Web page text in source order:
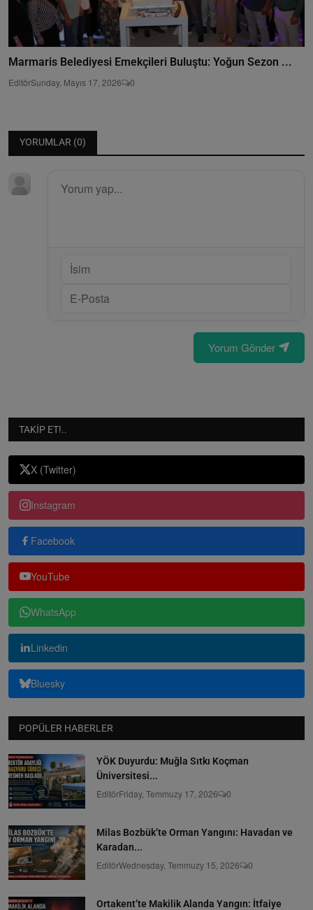
Marmaris Belediyesi Emekçileri Buluştu: Yoğun Sezon ...
EditörSunday, Mayıs 17, 2026 0
YORUMLAR (0)
Yorum Gönder
TAKIP ET!..
X (Twitter)
Instagram
Facebook
YouTube
WhatsApp
Linkedin
Bluesky
POPÜLER HABERLER
YÖK Duyurdu: Muğla Sıtkı Koçman
Üniversitesi...
EditörFriday, Temmuzy 17, 2026 0
Milas Bozbük’te Orman Yangını: Havadan ve
Karadan...
EditörWednesday, Temmuzy 15, 2026 0
Ortakent’te Makilik Alanda Yangın: İtfaiye